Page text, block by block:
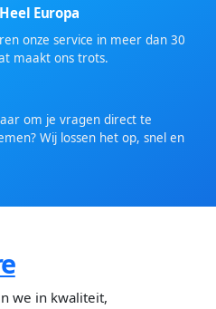
Europa
onze service in meer dan 30
maakt ons trots.
om je vragen direct te
Wij lossen het op, snel en
we in kwaliteit,